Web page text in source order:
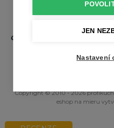
Copyright © 2010 - 2026
eshop na mieru
JEN
Nastavení